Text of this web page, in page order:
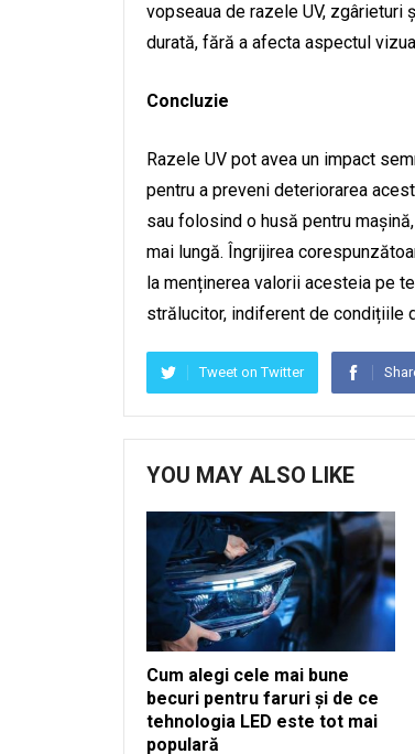
vopseaua de razele UV,
durată, fără a afecta aspectul
Concluzie
Razele UV pot avea un impact
pentru a preveni deteriorarea
sau folosind o husă pentru
mai lungă. Îngrijirea
la menținerea valorii acesteia pe
strălucitor, indiferent de condițiile
Tweet on Twitter
YOU MAY ALSO LIKE
Cum alegi cele mai bune
becuri pentru faruri și de ce
tehnologia LED este tot mai
populară